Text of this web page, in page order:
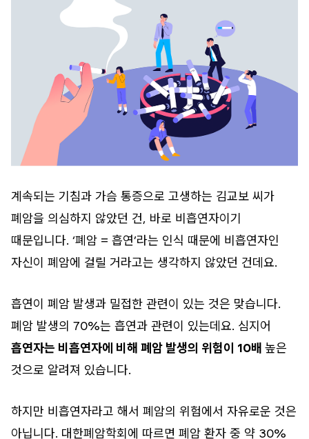
계속되는 기침과 가슴 통증으로 고생하는 김교보 씨가
폐암을 의심하지 않았던 건, 바로 비흡연자이기
때문입니다. ‘폐암 = 흡연’라는 인식 때문에 비흡연자인
자신이 폐암에 걸릴 거라고는 생각하지 않았던 건데요.
흡연이 폐암 발생과 밀접한 관련이 있는 것은 맞습니다.
폐암 발생의 70%는 흡연과 관련이 있는데요. 심지어
흡연자는 비흡연자에 비해 폐암 발생의 위험이 10배 높은
것으로 알려져 있습니다.
하지만 비흡연자라고 해서 폐암의 위험에서 자유로운 것은
아닙니다. 대한폐암학회에 따르면 폐암 환자 중 약 30%